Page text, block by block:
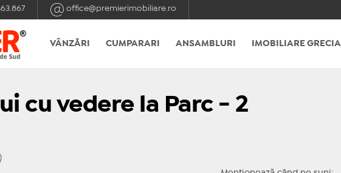
office@premierimobiliare.ro
VÂNZĂRI CUMPARARI ANSAMBLURI IMOBILIARE GRECIA
cu vedere la Parc - 2